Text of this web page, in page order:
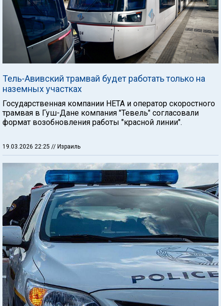
Тель-Авивский трамвай будет работать только на
наземных участках
Государственная компании НЕТА и оператор скоростного
трамвая в Гуш-Дане компания "Тевель" согласовали
формат возобновления работы "красной линии".
19.03.2026 22:25 // Израиль